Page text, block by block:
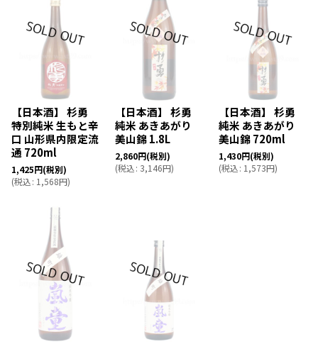
【日本酒】 杉勇
特別純米 生もと辛
口 山形県内限定流
通 720ml
1,425円(税別)
(税込: 1,568円)
【日本酒】 杉勇
純米 あきあがり
美山錦 1.8L
2,860円(税別)
(税込: 3,146円)
【日本酒】 杉勇
純米 あきあがり
美山錦 720ml
1,430円(税別)
(税込: 1,573円)